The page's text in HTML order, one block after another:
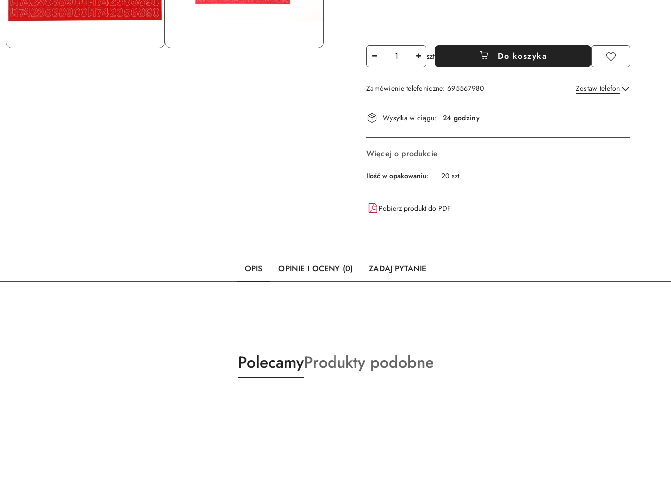
Ilość szt Do koszyka
Zamówienie telefoniczne: 695567980 Zostaw telefon
Wyślij
Dostępność
i
dostawa
Wysyłka w ciągu: 24 godziny
Więcej o produkcie
Ilość w opakowaniu: 20 szt
Pobierz produkt do PDF
OPIS OPINIE I OCENY (0) ZADAJ PYTANIE
Produkty
o
PolecamyProdukty
o
Produkty podobne